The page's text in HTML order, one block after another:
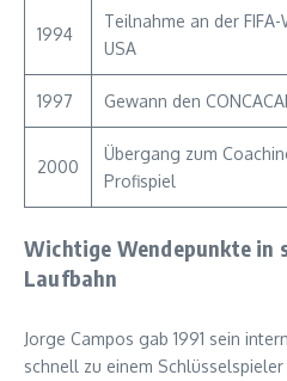
1994
Teilnahme an der
USA
1997 Gewann den
2000
Übergang zum
Profispiel
Wichtige Wendepunkte in
Laufbahn
Jorge Campos gab 1991 sein
schnell zu einem